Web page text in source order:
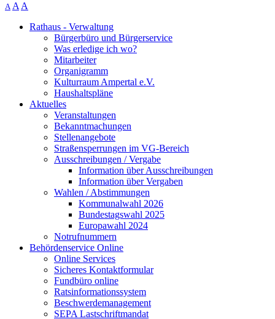
A A A
Rathaus - Verwaltung
Bürgerbüro und Bürgerservice
Was erledige ich wo?
Mitarbeiter
Organigramm
Kulturraum Ampertal e.V.
Haushaltspläne
Aktuelles
Veranstaltungen
Bekanntmachungen
Stellenangebote
Straßensperrungen im VG-Bereich
Ausschreibungen / Vergabe
Information über Ausschreibungen
Information über Vergaben
Wahlen / Abstimmungen
Kommunalwahl 2026
Bundestagswahl 2025
Europawahl 2024
Notrufnummern
Behördenservice Online
Online Services
Sicheres Kontaktformular
Fundbüro online
Ratsinformationssystem
Beschwerdemanagement
SEPA Lastschriftmandat